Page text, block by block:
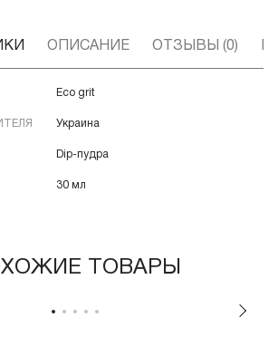
ОПИСАНИЕ ОТЗЫВЫ (0)
Eco grit
Украина
Dip-пудра
30 мл
ТОВАРЫ